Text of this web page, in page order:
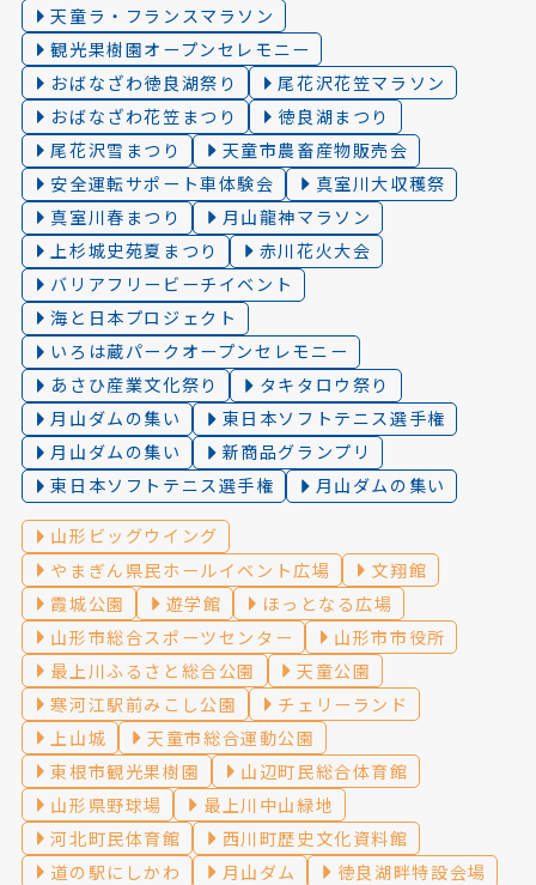
天童ラ・フランスマラソン
観光果樹園オープンセレモニー
おばなざわ徳良湖祭り
尾花沢花笠マラソン
おばなざわ花笠まつり
徳良湖まつり
尾花沢雪まつり
天童市農畜産物販売会
安全運転サポート車体験会
真室川大収穫祭
真室川春まつり
月山龍神マラソン
上杉城史苑夏まつり
赤川花火大会
バリアフリービーチイベント
海と日本プロジェクト
いろは蔵パークオープンセレモニー
あさひ産業文化祭り
タキタロウ祭り
月山ダムの集い
東日本ソフトテニス選手権
月山ダムの集い
新商品グランプリ
東日本ソフトテニス選手権
月山ダムの集い
山形ビッグウイング
やまぎん県民ホールイベント広場
文翔館
霞城公園
遊学館
ほっとなる広場
山形市総合スポーツセンター
山形市市役所
最上川ふるさと総合公園
天童公園
寒河江駅前みこし公園
チェリーランド
上山城
天童市総合運動公園
東根市観光果樹園
山辺町民総合体育館
山形県野球場
最上川中山緑地
河北町民体育館
西川町歴史文化資料館
道の駅にしかわ
月山ダム
徳良湖畔特設会場